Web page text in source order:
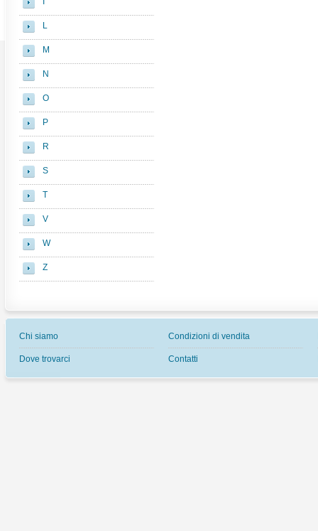
L
M
N
O
P
R
S
T
V
W
Z
Chi siamo
Dove trovarci
Condizioni di vendita
Contatti